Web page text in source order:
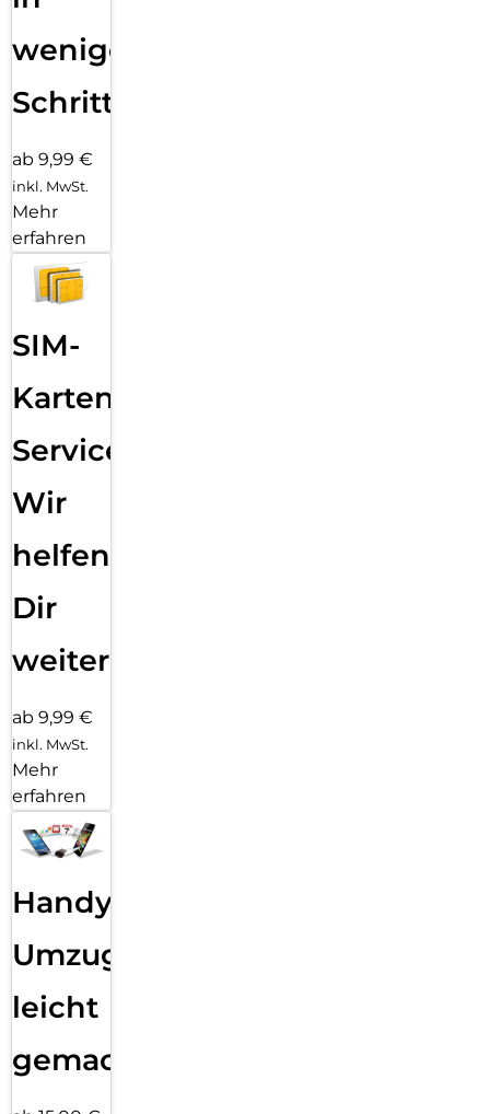
wenigen
Schritten
ab 9,99 €
inkl. MwSt.
Mehr
erfahren
SIM-
Karten
Service:
Wir
helfen
Dir
weiter
ab 9,99 €
inkl. MwSt.
Mehr
erfahren
Handy
Umzug
leicht
gemacht!